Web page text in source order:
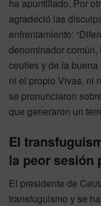
ha apuntillado. Por
agradeció las
enfrentamiento:
denominador
ceutíes y de la
ni el propio Vivas, ni
se pronunciaron
que generaron un
El
la peor sesión
El presidente de
transfuguismo y se